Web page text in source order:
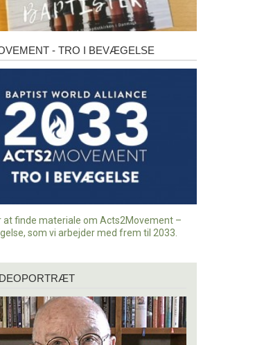
- TRO I BEVÆGELSE
at finde materiale om Acts2Movement –
som vi arbejder med frem til 2033.